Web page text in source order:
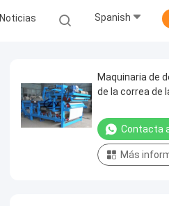
Noticias Spanish
Maquinaria de
de la correa de
Contacta
Más